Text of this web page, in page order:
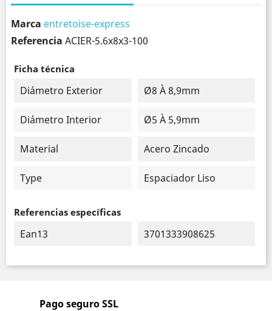
Marca entretoise-express
Referencia ACIER-5.6x8x3-100
Ficha técnica
Diámetro Exterior Ø8 À 8,9mm
Diámetro Interior Ø5 À 5,9mm
Material Acero Zincado
Type Espaciador Liso
Referencias específicas
Ean13 3701333908625
Pago seguro SSL